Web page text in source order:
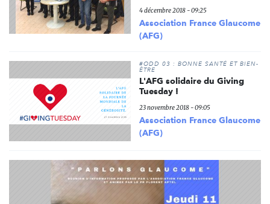
4 décembre 2018 - 09:25
Association France Glaucome
(AFG)
#ODD 03 : BONNE SANTÉ ET BIEN-
ÊTRE
L'AFG solidaire du Giving
Tuesday !
23 novembre 2018 - 09:05
Association France Glaucome
(AFG)